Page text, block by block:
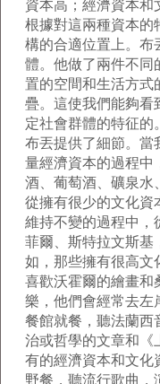
資本高；經濟資本和
根據對這兩種資本的
構的合適位置上。布
體。他做了兩件不同
置的空間和生活方式
疊。這使我們能夠看
定社會群體的特征的
布丟提供了細節。當
量經濟資本的過程中
酒、葡萄酒、礦泉水
從擁有很少的文化資
維持不變的過程中，
菲爾、斯特拉文斯基
如，那些擁有很高文
喜歡沃霍爾的繪畫和
樂，他們會經常去左
餐館就餐，聽法蘭西
治或哲學的文章和《
有的經濟資本和文化
野餐，聽流行歌曲，